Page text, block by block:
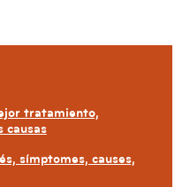
tratamiento,
causas
símptomes, causes,